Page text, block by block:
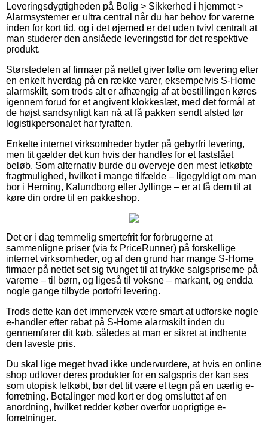
Leveringsdygtigheden på Bolig > Sikkerhed i hjemmet >
Alarmsystemer er ultra central når du har behov for varerne
inden for kort tid, og i det øjemed er det uden tvivl centralt at
man studerer den anslåede leveringstid for det respektive
produkt.
Størstedelen af firmaer på nettet giver løfte om levering efter
en enkelt hverdag på en række varer, eksempelvis S-Home
alarmskilt, som trods alt er afhængig af at bestillingen køres
igennem forud for et angivent klokkeslæt, med det formål at
de højst sandsynligt kan nå at få pakken sendt afsted før
logistikpersonalet har fyraften.
Enkelte internet virksomheder byder på gebyrfri levering,
men tit gælder det kun hvis der handles for et fastslået
beløb. Som alternativ burde du overveje den mest letkøbte
fragtmulighed, hvilket i mange tilfælde – ligegyldigt om man
bor i Herning, Kalundborg eller Jyllinge – er at få dem til at
køre din ordre til en pakkeshop.
Det er i dag temmelig smertefrit for forbrugerne at
sammenligne priser (via fx PriceRunner) på forskellige
internet virksomheder, og af den grund har mange S-Home
firmaer på nettet set sig tvunget til at trykke salgspriserne på
varerne – til børn, og ligeså til voksne – markant, og endda
nogle gange tilbyde portofri levering.
Trods dette kan det immervæk være smart at udforske nogle
e-handler efter rabat på S-Home alarmskilt inden du
gennemfører dit køb, således at man er sikret at indhente
den laveste pris.
Du skal lige meget hvad ikke undervurdere, at hvis en online
shop udlover deres produkter for en salgspris der kan ses
som utopisk letkøbt, bør det tit være et tegn på en uærlig e-
forretning. Betalinger med kort er dog omsluttet af en
anordning, hvilket redder køber overfor uoprigtige e-
forretninger.